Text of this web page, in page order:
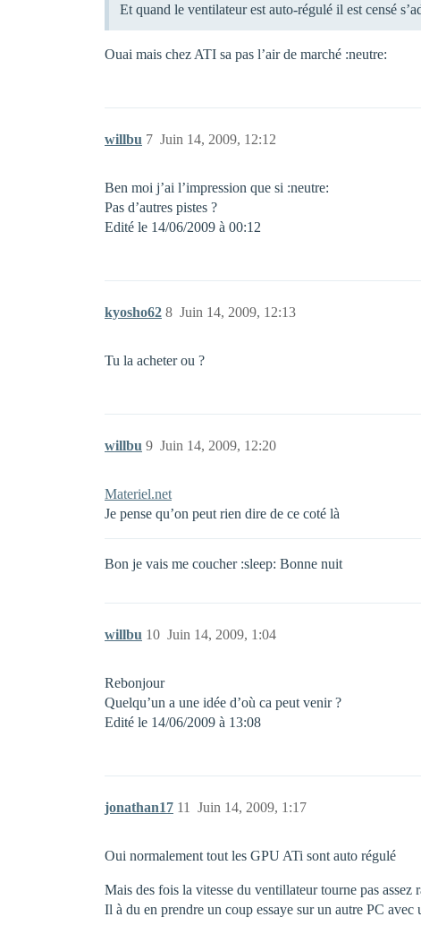
Et quand le ventilateur est auto-régulé il est censé
Ouai mais chez ATI sa pas l’air de marché :neutre:
willbu Juin 14, 2009, 12:12
7
Ben moi j’ai l’impression que si :neutre:
Pas d’autres pistes ?
Edité le 14/06/2009 à 00:12
kyosho62 Juin 14, 2009, 12:13
8
Tu la acheter ou ?
willbu Juin 14, 2009, 12:20
9
Materiel.net
Je pense qu’on peut rien dire de ce coté là
Bon je vais me coucher :sleep: Bonne nuit
willbu Juin 14, 2009, 1:04
10
Rebonjour
Quelqu’un a une idée d’où ca peut venir ?
Edité le 14/06/2009 à 13:08
jonathan17 Juin 14, 2009, 1:17
11
Oui normalement tout les GPU ATi sont auto régulé
Mais des fois la vitesse du ventillateur tourne pas
Il à du en prendre un coup essaye sur un autre PC